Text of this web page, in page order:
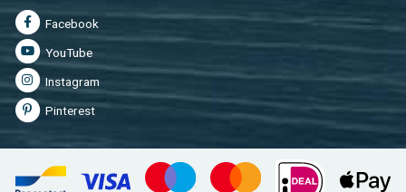
Fa­cebook
You­Tu­be
In­st­agram
Pin­te­rest